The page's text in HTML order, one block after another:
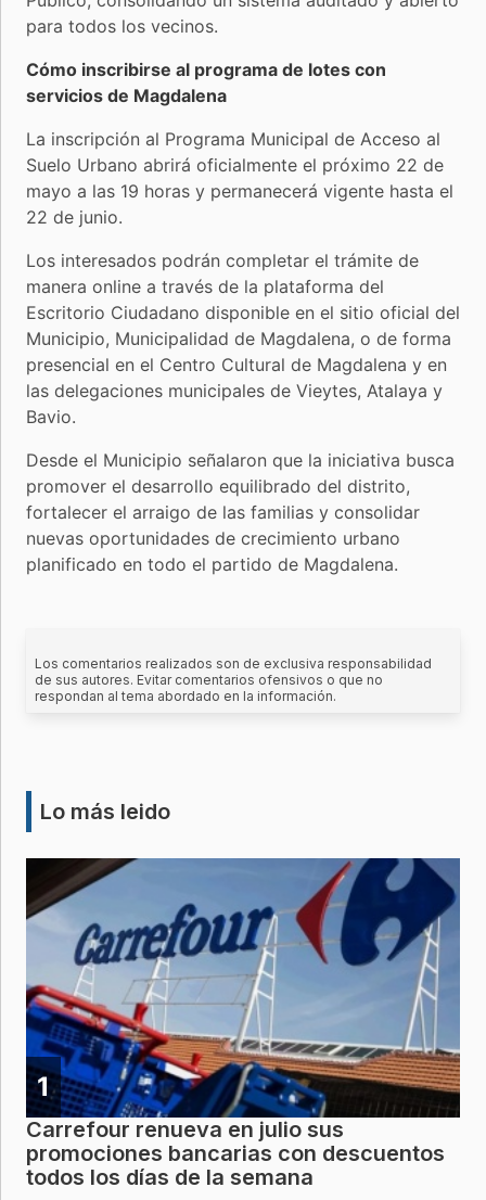
para todos los vecinos.
Cómo inscribirse al programa de lotes con
servicios de Magdalena
La inscripción al Programa Municipal de Acceso al
Suelo Urbano abrirá oficialmente el próximo 22 de
mayo a las 19 horas y permanecerá vigente hasta el
22 de junio.
Los interesados podrán completar el trámite de
manera online a través de la plataforma del
Escritorio Ciudadano disponible en el sitio oficial del
Municipio, Municipalidad de Magdalena, o de forma
presencial en el Centro Cultural de Magdalena y en
las delegaciones municipales de Vieytes, Atalaya y
Bavio.
Desde el Municipio señalaron que la iniciativa busca
promover el desarrollo equilibrado del distrito,
fortalecer el arraigo de las familias y consolidar
nuevas oportunidades de crecimiento urbano
planificado en todo el partido de Magdalena.
Los comentarios realizados son de exclusiva responsabilidad
de sus autores. Evitar comentarios ofensivos o que no
respondan al tema abordado en la información.
Lo más leido
1
Carrefour renueva en julio sus
promociones bancarias con descuentos
todos los días de la semana